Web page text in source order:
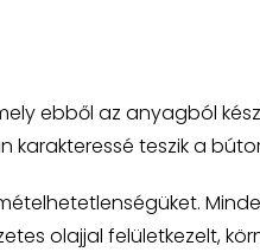
ebből az anyagból
karakteressé teszik a
olajjal felületkezelt,